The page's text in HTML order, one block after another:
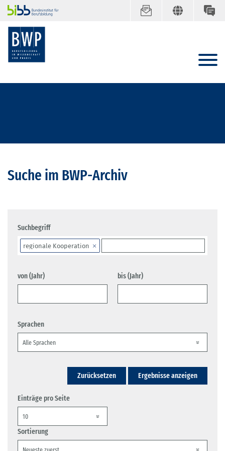
Suche im BWP-Archiv
Suchbegriff
regionale Kooperation
von (Jahr) bis (Jahr)
Sprachen
Zurücksetzen Ergebnisse anzeigen
Einträge pro Seite
Sortierung